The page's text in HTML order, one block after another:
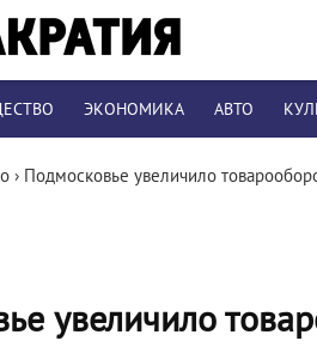
ЭКОНОМИКА АВТО
› Подмосковье увеличило
увеличило